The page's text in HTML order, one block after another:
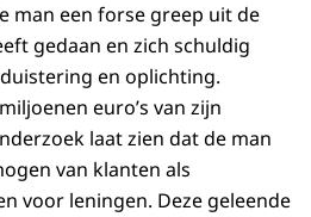
man een forse greep uit de
gedaan en zich schuldig
en oplichting.
euro’s van zijn
laat zien dat de man
van klanten als
voor leningen. Deze geleende